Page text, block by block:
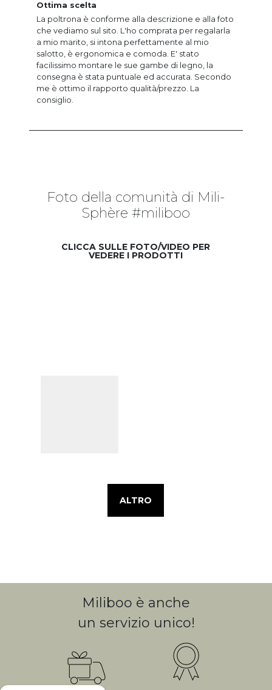
Ottima scelta
La poltrona è conforme alla descrizione e alla foto
che vediamo sul sito. L'ho comprata per regalarla
a mio marito, si intona perfettamente al mio
salotto, è ergonomica e comoda. E' stato
facilissimo montare le sue gambe di legno, la
consegna è stata puntuale ed accurata. Secondo
me è ottimo il rapporto qualità/prezzo. La
consiglio.
Foto della comunità di Mili-
Sphère #miliboo
CLICCA SULLE FOTO/VIDEO PER
VEDERE I PRODOTTI
ALTRO
Miliboo è anche
un servizio unico!